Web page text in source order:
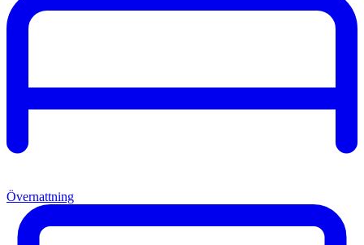
Övernattning